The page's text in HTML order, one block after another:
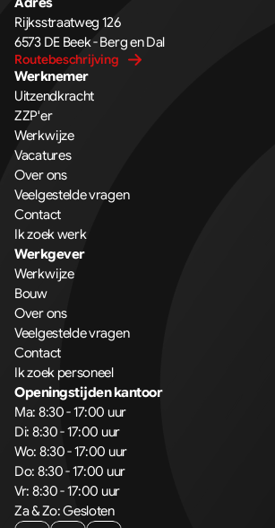
Rijksstraatweg 126
6573 DE Beek - Berg en Dal
Routebeschrijving
Werknemer
Uitzendkracht
ZZP'er
Werkwijze
Vacatures
Over ons
Veelgestelde vragen
Contact
Ik zoek werk
Werkgever
Werkwijze
Bouw
Over ons
Veelgestelde vragen
Contact
Ik zoek personeel
Openingstijden kantoor
Ma: 8:30 - 17:00 uur
Di: 8:30 - 17:00 uur
Wo: 8:30 - 17:00 uur
Do: 8:30 - 17:00 uur
Vr: 8:30 - 17:00 uur
Za & Zo: Gesloten